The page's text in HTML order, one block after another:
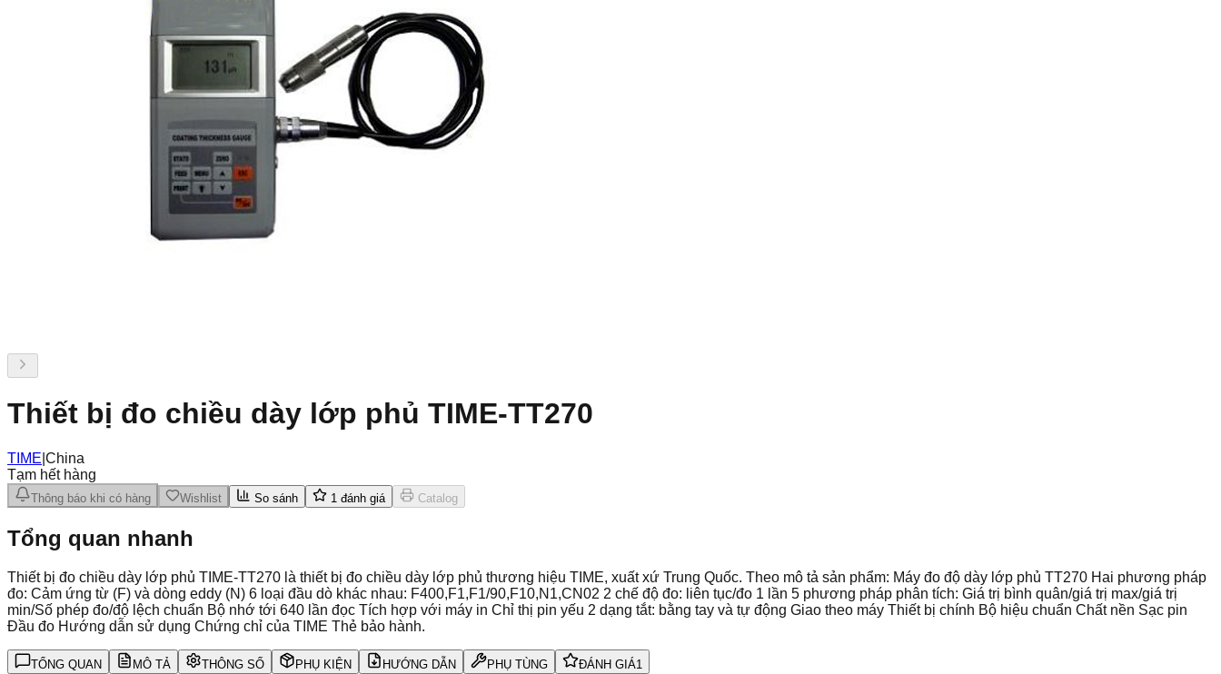
Thiết bị đo chiều dày lớp phủ TIME-TT270
TIME China
Tạm hết hàng
Thông báo khi có hàng Wishlist So sánh 1 đánh giá Catalog
Tổng quan nhanh
Thiết bị đo chiều dày lớp phủ TIME-TT270 là thiết bị đo chiều dày lớp phủ thương hiệu TIME, xuất xứ Trung Quốc. Theo mô tả sản phẩm: Máy đo độ dày lớp phủ TT270 Hai phương pháp
đo: Cảm ứng từ (F) và dòng eddy (N) 6 loại đầu dò khác nhau: F400,F1,F1/90,F10,N1,CN02 2 chế độ đo: liên tục/đo 1 lần 5 phương pháp phân tích: Giá trị bình quân/giá trị max/giá trị
min/Số phép đo/độ lệch chuẩn Bộ nhớ tới 640 lần đọc Tích hợp với máy in Chỉ thị pin yếu 2 dạng tắt: bằng tay và tự động Giao theo máy Thiết bị chính Bộ hiệu chuẩn Chất nền Sạc pin
Đầu đo Hướng dẫn sử dụng Chứng chỉ của TIME Thẻ bảo hành.
TỔNG QUAN MÔ TẢ THÔNG SỐ PHỤ KIỆN HƯỚNG DẪN PHỤ TÙNG ĐÁNH GIÁ1